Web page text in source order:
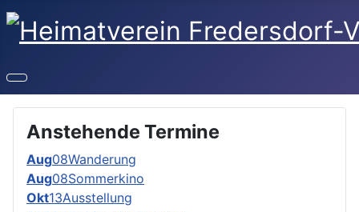
Anstehende Termine
Aug08Wanderung
Aug08Sommerkino
Okt13Ausstellung